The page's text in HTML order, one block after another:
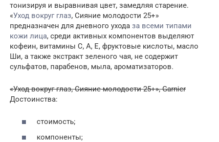
тонизируя и выравнивая цвет, замедляя старение.
«Уход вокруг глаз, Сияние молодости 25+»
предназначен для дневного ухода за всеми типами
кожи лица, среди активных компонентов выделяют
кофеин, витамины С, А, Е, фруктовые кислоты, масло
Ши, а также экстракт зеленого чая, не содержит
сульфатов, парабенов, мыла, ароматизаторов.
«Уход вокруг глаз, Сияние молодости 25+», Garnier
Достоинства:
стоимость;
компоненты;